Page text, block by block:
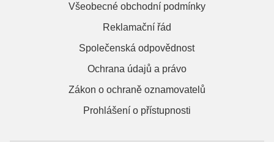
Všeobecné obchodní podmínky
Reklamační řád
Společenská odpovědnost
Ochrana údajů a právo
Zákon o ochraně oznamovatelů
Prohlášení o přístupnosti